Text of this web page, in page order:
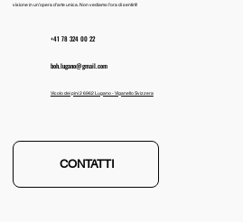
visione in un’opera d’arte unica. Non vediamo l'ora di sentirti!
+41 78 324 00 22
​boh.lugano@gmail.com
Vicolo dei pini 2 6962 Lugano - Viganello Svizzera
CONTATTI